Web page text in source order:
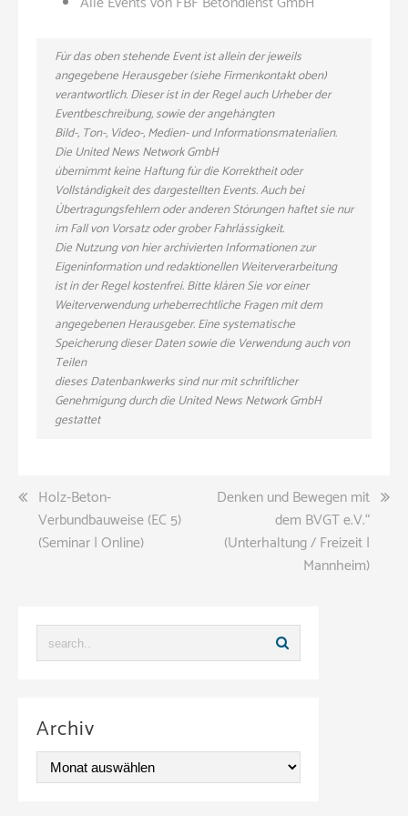
Für das oben stehende Event ist allein der jeweils
angegebene Herausgeber (siehe Firmenkontakt oben)
verantwortlich. Dieser ist in der Regel auch Urheber der
Eventbeschreibung, sowie der angehängten
Bild-, Ton-, Video-, Medien- und Informationsmaterialien.
Die United News Network GmbH
übernimmt keine Haftung für die Korrektheit oder
Vollständigkeit des dargestellten Events. Auch bei
Übertragungsfehlern oder anderen Störungen haftet sie nur
im Fall von Vorsatz oder grober Fahrlässigkeit.
Die Nutzung von hier archivierten Informationen zur
Eigeninformation und redaktionellen Weiterverarbeitung
ist in der Regel kostenfrei. Bitte klären Sie vor einer
Weiterverwendung urheberrechtliche Fragen mit dem
angegebenen Herausgeber. Eine systematische
Speicherung dieser Daten sowie die Verwendung auch von
Teilen
dieses Datenbankwerks sind nur mit schriftlicher
Genehmigung durch die United News Network GmbH
gestattet
Beitragsnavigation
Holz-Beton-
Verbundbauweise (EC 5)
(Seminar | Online)
Denken und Bewegen mit
dem BVGT e.V.“
(Unterhaltung / Freizeit |
Mannheim)
Archiv